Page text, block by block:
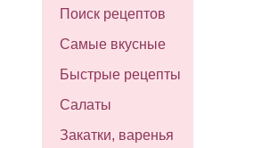
Поиск рецептов
Самые вкусные
Быстрые рецепты
Салаты
Закатки, варенья